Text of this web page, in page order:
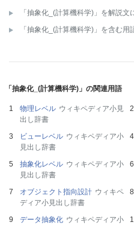
「抽象化_(計算機科学)」を解説文
「抽象化_(計算機科学)」を含む用
「抽象化_(計算機科学)」の関連用語
物理レベル ウィキペディア小見
出し辞書
ビューレベル ウィキペディア小
見出し辞書
抽象化レベル ウィキペディア小
見出し辞書
オブジェクト指向設計 ウィキペ
ディア小見出し辞書
データ抽象化 ウィキペディア小